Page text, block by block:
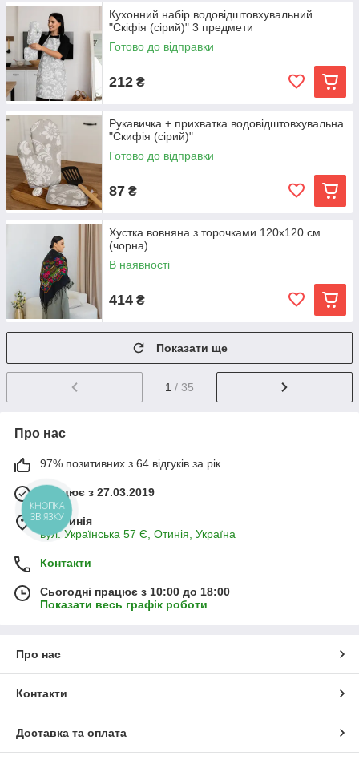
Кухонний набір водовідштовхувальний
"Скіфія (сірий)" 3 предмети
Готово до відправки
212 ₴
Рукавичка + прихватка водовідштовхувальна
"Скифія (сірий)"
Готово до відправки
87 ₴
Хустка вовняна з торочками 120х120 см.
(чорна)
В наявності
414 ₴
Показати ще
1 / 35
Про нас
97% позитивних з 64 відгуків за рік
Працює з 27.03.2019
м. Отинія
вул. Українська 57 Є, Отинія, Україна
Контакти
Сьогодні працює з 10:00 до 18:00
Показати весь графік роботи
Про нас
Контакти
Доставка та оплата
КНОПКА
ЗВ'ЯЗКУ